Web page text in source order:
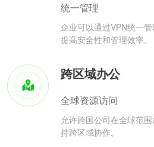
统一管理
企业可以通过VPN统一
提高安全性和管理效率。
跨区域办公
全球资源访问
允许跨国公司在全球范
持跨区域协作。